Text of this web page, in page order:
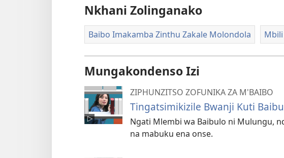
Nkhani Zolinganako
Baibo Imakamba Zinthu Zakale Molondola
Mungakondenso Izi
ZIPHUNZITSO ZOFUNIKA ZA M'BAIBO
Tingatsimikizile Bwanji Kuti
Ngati Mlembi wa Baibulo ni Mulungu,
na mabuku ena onse.